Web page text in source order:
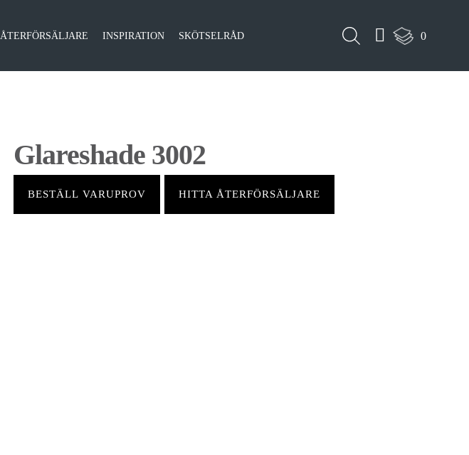
ÅTERFÖRSÄLJARE INSPIRATION SKÖTSELRÅD 0
Glareshade 3002
BESTÄLL VARUPROV HITTA ÅTERFÖRSÄLJARE